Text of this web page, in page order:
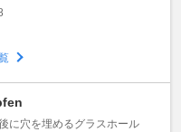
に穴を埋めるグラスホール